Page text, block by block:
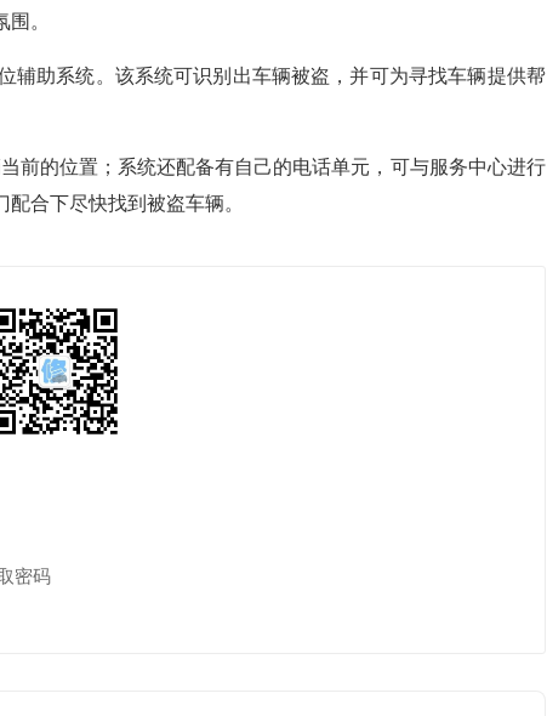
。
辅助系统。该系统可识别出车辆被盗，并可为寻找车辆提供帮
前的位置；系统还配备有自己的电话单元，可与服务中心进行
合下尽快找到被盗车辆。
密码